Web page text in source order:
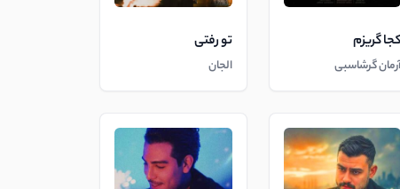
کجا گریزم
آرمان گرشاسبی
تو رفتی
الجان